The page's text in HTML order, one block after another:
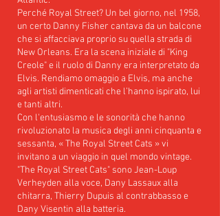
Perché Royal Street? Un bel giorno, nel 1958,
un certo Danny Fisher cantava da un balcone
che si affacciava proprio su quella strada di
New Orleans. Era la scena iniziale di "King
Creole" e il ruolo di Danny era interpretato da
Elvis. Rendiamo omaggio a Elvis, ma anche
agli artisti dimenticati che l’hanno ispirato, lui
e tanti altri.
Con l'entusiasmo e le sonorità che hanno
rivoluzionato la musica degli anni cinquanta e
sessanta, « The Royal Street Cats » vi
invitano a un viaggio in quel mondo vintage.
"The Royal Street Cats" sono Jean-Loup
Verheyden alla voce, Dany Lassaux alla
chitarra, Thierry Dupuis al contrabbasso e
Dany Visentin alla batteria.